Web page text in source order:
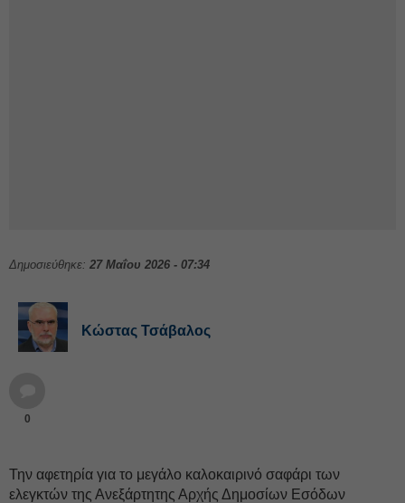
Δημοσιεύθηκε: 27 Μαΐου 2026 - 07:34
Κώστας Τσάβαλος
0
Την αφετηρία για το μεγάλο καλοκαιρινό σαφάρι των
ελεγκτών της Ανεξάρτητης Αρχής Δημοσίων Εσόδων